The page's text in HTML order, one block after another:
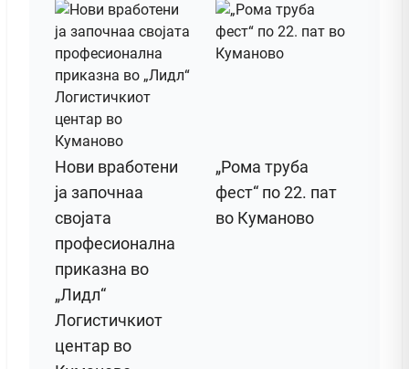
Нови вработени
ја започнаа
својата
професионална
приказна во
„Лидл“
Логистичкиот
центар во
„Рома труба
фест“ по 22. пат
во Куманово